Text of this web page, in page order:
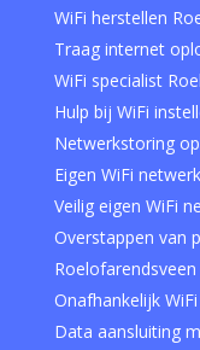
WiFi herstellen
Traag internet
WiFi specialist
Hulp bij WiFi
Netwerkstoring
Eigen WiFi
Veilig eigen WiFi
Overstappen van
Roelofarendsveen
Onafhankelijk
Data aansluiting